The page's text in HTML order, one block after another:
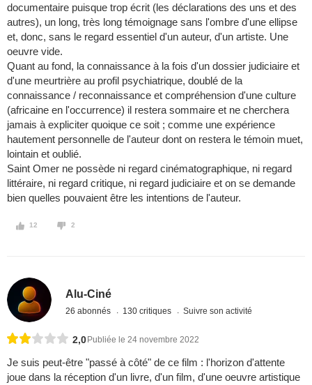
documentaire puisque trop écrit (les déclarations des uns et des
autres), un long, très long témoignage sans l'ombre d'une ellipse
et, donc, sans le regard essentiel d'un auteur, d'un artiste. Une
oeuvre vide.
Quant au fond, la connaissance à la fois d'un dossier judiciaire et
d'une meurtrière au profil psychiatrique, doublé de la
connaissance / reconnaissance et compréhension d'une culture
(africaine en l'occurrence) il restera sommaire et ne cherchera
jamais à expliciter quoique ce soit ; comme une expérience
hautement personnelle de l'auteur dont on restera le témoin muet,
lointain et oublié.
Saint Omer ne possède ni regard cinématographique, ni regard
littéraire, ni regard critique, ni regard judiciaire et on se demande
bien quelles pouvaient être les intentions de l'auteur.
12 2
Alu-Ciné
26 abonnés 130 critiques Suivre son activité
2,0 Publiée le 24 novembre 2022
Je suis peut-être "passé à côté" de ce film : l'horizon d'attente
joue dans la réception d'un livre, d'un film, d'une oeuvre artistique